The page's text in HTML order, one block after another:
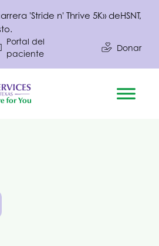
'Stride n' Thrive 5K» deHSNT,
Portal del
paciente
Donar